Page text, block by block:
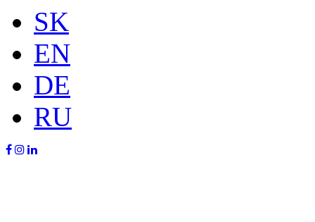
SK
EN
DE
RU